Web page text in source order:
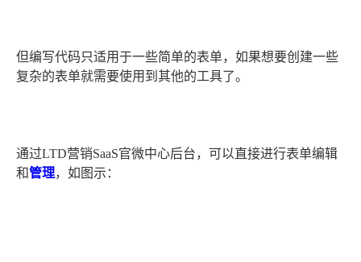
但编写代码只适用于一些简单的表单，如果想要创建一些
复杂的表单就需要使用到其他的工具了。
通过LTD营销SaaS官微中心后台，可以直接进行表单编辑
和管理，如图示：